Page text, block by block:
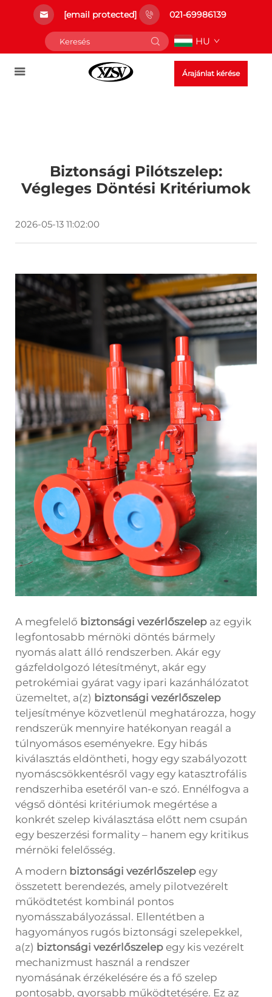
[email protected] 021-69986139
HU
Árajánlat kérése
Biztonsági Pilótszelep:
Végleges Döntési Kritériumok
2026-05-13 11:02:00
A megfelelő biztonsági vezérlőszelep az egyik
legfontosabb mérnöki döntés bármely
nyomás alatt álló rendszerben. Akár egy
gázfeldolgozó létesítményt, akár egy
petrokémiai gyárat vagy ipari kazánhálózatot
üzemeltet, a(z) biztonsági vezérlőszelep
teljesítménye közvetlenül meghatározza, hogy
rendszerük mennyire hatékonyan reagál a
túlnyomásos eseményekre. Egy hibás
kiválasztás eldöntheti, hogy egy szabályozott
nyomáscsökkentésről vagy egy katasztrofális
rendszerhiba esetéről van-e szó. Ennélfogva a
végső döntési kritériumok megértése a
konkrét szelep kiválasztása előtt nem csupán
egy beszerzési formality – hanem egy kritikus
mérnöki felelősség.
A modern biztonsági vezérlőszelep egy
összetett berendezés, amely pilotvezérelt
működtetést kombinál pontos
nyomásszabályozással. Ellentétben a
hagyományos rugós biztonsági szelepekkel,
a(z) biztonsági vezérlőszelep egy kis vezérelt
mechanizmust használ a rendszer
nyomásának érzékelésére és a fő szelep
pontosabb, gyorsabb működtetésére. Ez az